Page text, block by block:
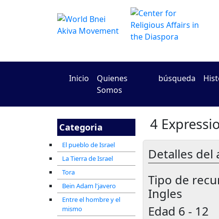
Inicio
Quienes
Somos
búsqueda
Categoria
El pueblo de Israel
La Tierra de Israel
Tora
Bein Adam l'javero
Entre el hombre y el
mismo
Detalles del
Tipo de
Ingles
Edad 6 - 12